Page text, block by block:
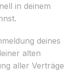
in deinem
deines
alten
aller Verträge